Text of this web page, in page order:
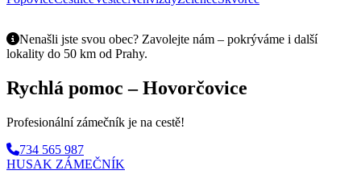
Nenašli jste svou obec? Zavolejte nám – pokrýváme i další
lokality do 50 km od Prahy.
Rychlá pomoc – Hovorčovice
Profesionální zámečník je na cestě!
734 565 987
HUSAK ZÁMEČNÍK